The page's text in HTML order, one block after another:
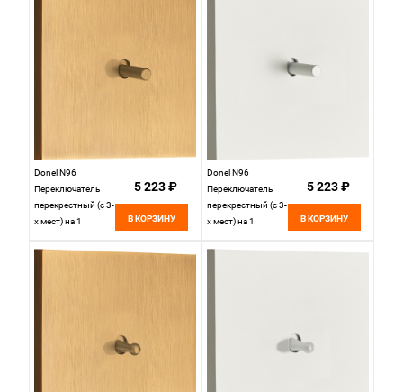
Donel N96
Переключатель
перекрестный (с 3-
х мест) на 1
10AX 250V, Латунь,
5 223 ₽
В КОРЗИНУ
Donel N96
Переключатель
перекрестный (с 3-
х мест) на 1
5 223 ₽
В КОРЗИНУ